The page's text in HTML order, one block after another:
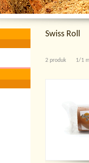
Swiss Roll
2 produk 1/1